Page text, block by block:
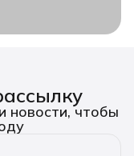
новости, чтобы